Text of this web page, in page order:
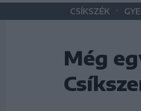
CSÍKSZÉK •
Még